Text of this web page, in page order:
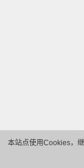
本站点使用Cookies，